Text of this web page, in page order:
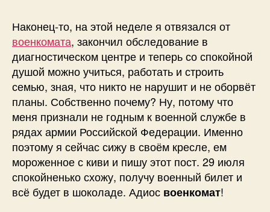
военкоматом
и
другие
новости
Наконец-то, на этой неделе я отвязался от
военкомата, закончил обследование в
диагностическом центре и теперь со спокойной
душой можно учиться, работать и строить
семью, зная, что никто не нарушит и не оборвёт
планы. Собственно почему? Ну, потому что
меня признали не годным к военной службе в
рядах армии Российской Федерации. Именно
поэтому я сейчас сижу в своём кресле, ем
мороженное с киви и пишу этот пост. 29 июля
спокойненько схожу, получу военный билет и
всё будет в шоколаде. Адиос военкомат!